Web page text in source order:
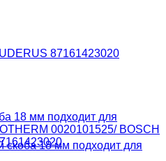
18 мм подходит для
0020101525/ BOSCH